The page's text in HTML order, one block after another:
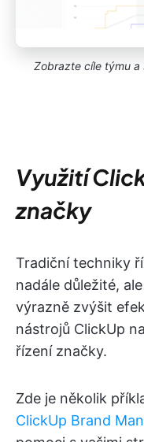
Zobrazte cíle týmu
Využití
značky
Tradiční techniky
nadále důležité,
výrazně zvýšit
nástrojů ClickUp
řízení značky.
Zde je několik
ClickUp Brand